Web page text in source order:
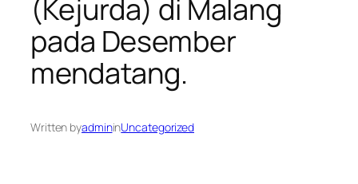
(Kejurda) di Malang
pada Desember
mendatang.
Written byadmininUncategorized